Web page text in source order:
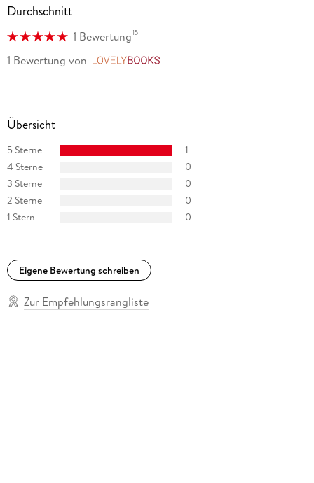
Durchschnitt
1 Bewertung15
1 Bewertung von
Übersicht
5 Sterne
1
4 Sterne
0
3 Sterne
0
2 Sterne
0
1 Stern
0
Eigene Bewertung schreiben
Zur Empfehlungsrangliste